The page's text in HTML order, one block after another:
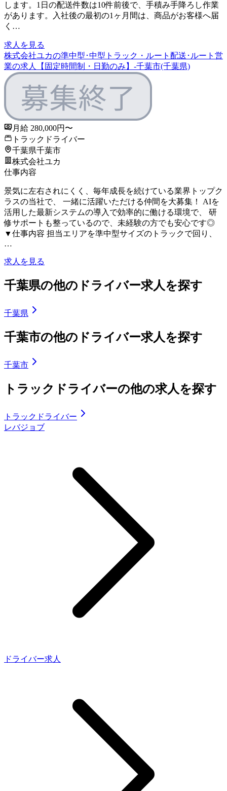
します。1日の配送件数は10件前後で、手積み手降ろし作業
があります。入社後の最初の1ヶ月間は、商品がお客様へ届
く…
求人を見る
株式会社ユカの準中型･中型トラック・ルート配送･ルート営
業の求人【固定時間制・日勤のみ】-千葉市(千葉県)
月給 280,000円〜
トラックドライバー
千葉県千葉市
株式会社ユカ
仕事内容
景気に左右されにくく、毎年成長を続けている業界トップク
ラスの当社で、 一緒に活躍いただける仲間を大募集！ AIを
活用した最新システムの導入で効率的に働ける環境で、 研
修サポートも整っているので、未経験の方でも安心です◎
▼仕事内容 担当エリアを準中型サイズのトラックで回り、
…
求人を見る
千葉県の他のドライバー求人を探す
千葉県
千葉市の他のドライバー求人を探す
千葉市
トラックドライバーの他の求人を探す
トラックドライバー
レバジョブ
ドライバー求人